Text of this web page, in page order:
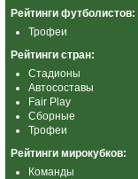
Рейтинги футболистов:
Трофеи
Рейтинги стран:
Стадионы
Автосоставы
Fair Play
Сборные
Трофеи
Рейтинги мирокубков:
Команды